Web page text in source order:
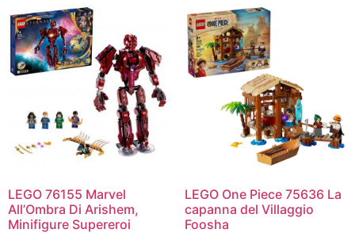
LEGO 76155 Marvel
All’Ombra Di Arishem,
Minifigure Supereroi
LEGO One Piece 75636 La
capanna del Villaggio
Foosha